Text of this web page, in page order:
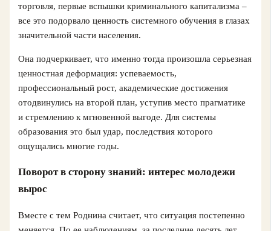
торговля, первые вспышки криминального капитализма –
все это подорвало ценность системного обучения в глазах
значительной части населения.
Она подчеркивает, что именно тогда произошла серьезная
ценностная деформация: успеваемость,
профессиональный рост, академические достижения
отодвинулись на второй план, уступив место прагматике
и стремлению к мгновенной выгоде. Для системы
образования это был удар, последствия которого
ощущались многие годы.
Поворот в сторону знаний: интерес молодежи
вырос
Вместе с тем Роднина считает, что ситуация постепенно